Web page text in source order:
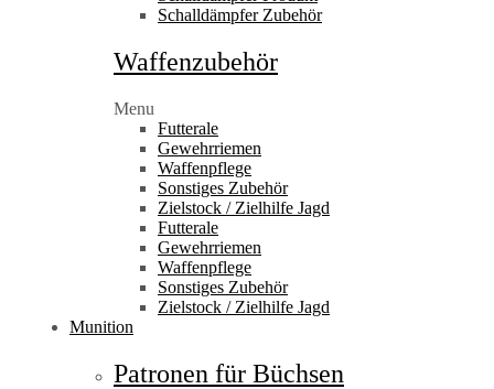
Schalldämpfer Zubehör
Waffenzubehör
Menu
Futterale
Gewehrriemen
Waffenpflege
Sonstiges Zubehör
Zielstock / Zielhilfe Jagd
Futterale
Gewehrriemen
Waffenpflege
Sonstiges Zubehör
Zielstock / Zielhilfe Jagd
Munition
Patronen für Büchsen